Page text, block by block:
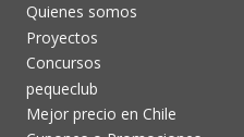
Quienes somos
Proyectos
Concursos
pequeclub
Mejor precio en Chile